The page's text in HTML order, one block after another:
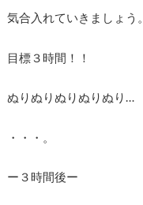
気合入れていきましょう。
目標３時間！！
ぬりぬりぬりぬりぬり…
・・・。
ー３時間後ー